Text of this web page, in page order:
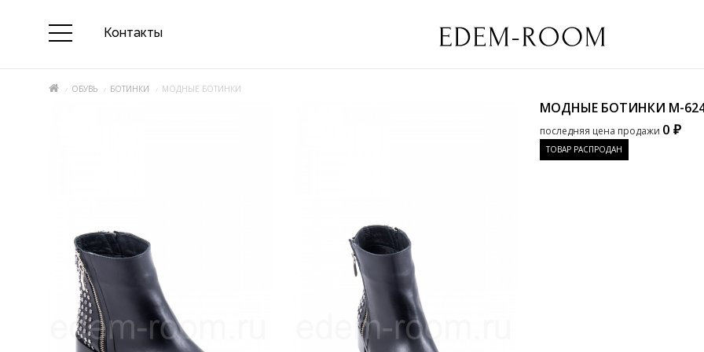
Контакты
ОБУВЬ БОТИНКИ МОДНЫЕ БОТИНКИ
МОДНЫЕ БОТИНКИ M-
последняя цена продажи 0 ₽
ТОВАР РАСПРОДАН